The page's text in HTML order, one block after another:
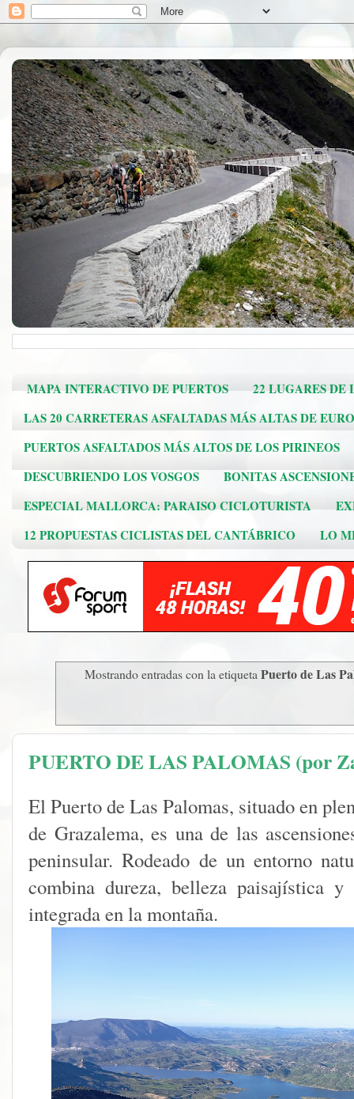
MAPA INTERACTIVO DE PUERTOS
22 LUGARES DE
LAS 20 CARRETERAS ASFALTADAS MÁS ALTAS DE
PUERTOS ASFALTADOS MÁS ALTOS DE LOS PIRINEOS
DESCUBRIENDO LOS VOSGOS
BONITAS
ESPECIAL MALLORCA: PARAISO CICLOTURISTA
12 PROPUESTAS CICLISTAS DEL CANTÁBRICO
LO
Mostrando entradas con la etiqueta Puerto de Las
PUERTO DE LAS PALOMAS (por
El Puerto de Las Palomas, situado en
de Grazalema, es una de las
peninsular. Rodeado de un entorno
combina dureza, belleza paisajística y
integrada en la montaña.